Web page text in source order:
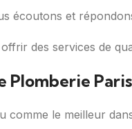
écoutons et
des services de
comme le meilleur